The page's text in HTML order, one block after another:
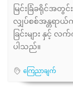
မြင်းခြံခရိုင်အတွင်
လျှပ်စစ်အန္တရာ
ခြင်းများ နှင့် လ
ပါသည်။
ကြေညာချက်